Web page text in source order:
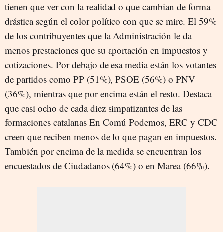
tienen que ver con la realidad o que cambian de forma
drástica según el color político con que se mire. El 59%
de los contribuyentes que la Administración le da
menos prestaciones que su aportación en impuestos y
cotizaciones. Por debajo de esa media están los votantes
de partidos como PP (51%), PSOE (56%) o PNV
(36%), mientras que por encima están el resto. Destaca
que casi ocho de cada diez simpatizantes de las
formaciones catalanas En Comú Podemos, ERC y CDC
creen que reciben menos de lo que pagan en impuestos.
También por encima de la medida se encuentran los
encuestados de Ciudadanos (64%) o en Marea (66%).